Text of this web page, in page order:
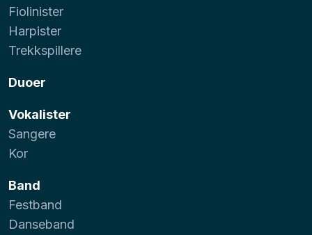
Fiolinister
Harpister
Trekkspillere
Duoer
Vokalister
Sangere
Kor
Band
Festband
Danseband